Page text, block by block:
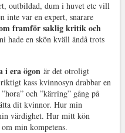
outbildad, dum i huvet etc vill
inte var en expert, snarare
framför saklig kritik och
hade en skön kväll ändå trots
i era ögonär det otroligt
kass kvinnosyn drabbar en
och ”kärring” gång på
dit kvinnor. Hur min
värdighet. Hur mitt kön
min kompetens.